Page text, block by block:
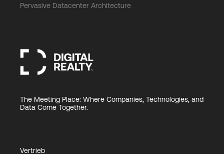
Pervasive Datacenter Architecture
The Meeting Place: Where Companies, Technologies, and
Data Come Together.
Vertrieb